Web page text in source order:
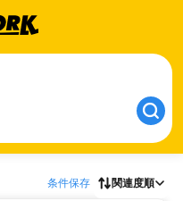
条件保存 関連度順